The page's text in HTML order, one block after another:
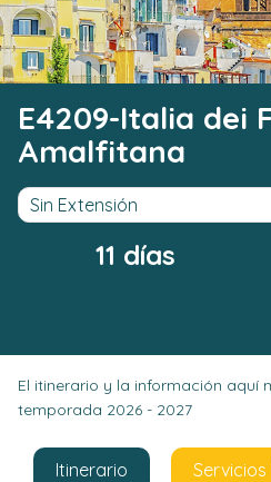
E4209-Italia dei
Amalfitana
Sin Extensión
11 días
El itinerario y la información aquí
temporada 2026 - 2027
Itinerario